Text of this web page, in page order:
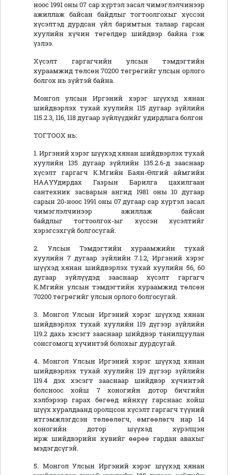
ноос 1991 оны 07 сар хүртэл засал чимэглэлчинээр
ажиллаж байсан байдлыг тогтоолгохыг хүссэн
хүсэлтэд дурдсан үйл баримтын талаар гарсан
хуулийн хүчин төгөлдөр шийдвэр байна гэж
үзлээ.
Хүсэлт гаргагчийн улсын тэмдэгтийн
хураамжид төлсөн 70200 төгрөгийг улсын орлого
болгох нь зүйтэй байна.
Монгол улсын Иргэний хэрэг шүүхэд хянан
шийдвэрлэх тухай хуулийн 115 дугаар зүйлийн
115.2.3, 116, 118 дугаар зүйлүүдийг удирдлага болгон
ТОГТООХ нь:
1. Иргэний хэрэг шүүхэд хянан шийдвэрлэх тухай
хуулийн 135 дугаар зүйлийн 135.2.6-д зааснаар
хүсэлт гаргагч К.Мгийн Баян-Өлгий аймгийн
НААҮУдирдах Газрын Барилга цахилгаан
сантехник засварын ангид 1981 оны 10 дугаар
сарын 20-ноос 1991 оны 07 дугаар сар хүртэл засал
чимэглэлчинээр ажиллаж байсан
байдлыг тогтоолгох-ыг хүссэн хүсэлтийг
хэрэгсэхгүй болгосугай.
2. Улсын Тэмдэгтийн хураамжийн тухай
хуулийн 7 дугаар зүйлийн 7.1.2, Иргэний хэрэг
шүүхэд хянан шийдвэрлэх тухай хуулийн 56, 60
дугаар зүйлүүдэд зааснаар хүсэлт гаргагч
К.Мгийн улсын тэмдэгтийн хураамжид төлсөн
70200 төгрөгийг улсын орлого болгосугай.
3. Монгол Улсын Иргэний хэрэг шүүхэд хянан
шийдвэрлэх тухай хуулийн 119 дүгээр зүйлийн
119.2 дахь хэсэгт зааснаар шийдвэр танилцуулан
сонсгомогц хүчинтэй болохыг дурдсугай.
4. Монгол Улсын Иргэний хэрэг шүүхэд хянан
шийдвэрлэх тухай хуулийн 119 дүгээр зүйлийн
119.4 дэх хэсэгт зааснаар шийдвэр хүчинтэй
болсноос хойш 7 хоногийн дотор бичгийн
хэлбэрээр гарах бөгөөд ийнхүү гарснаас хойш
шүүх хуралдаанд оролцсон хүсэлт гаргагч түүний
итгэмжлэгдсэн төлөөлөгч, өмгөөлөгч нар 14
хоногийн дотор шүүхэд хүрэлцэн
ирж шийдвэрийн хувийг өөрөө гардан авахыг
мэдэгдсүгэй.
5. Монгол Улсын Иргэний хэрэг шүүхэд хянан